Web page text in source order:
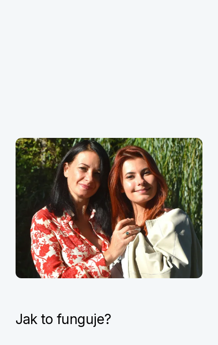
„S Aničkou to nebylo lehké – testovala hranice a
měla záchvaty vzteku. Zlom nastal, když mi řekla,
že se bojí, že ji přestanu vídat, když zlobí. Od té
doby víc mluvím o tom, že tu budu i v těžkých
chvílích. Dnes se mi směje, že jsem její ‚víkendová
teta‘ – a to je největší odměna.“
Alena,38 let, hostitelka
Jak to funguje?